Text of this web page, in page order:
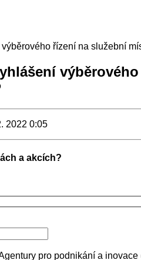
řízení na služební
2022 0:05
a akcích?
pro podnikání a